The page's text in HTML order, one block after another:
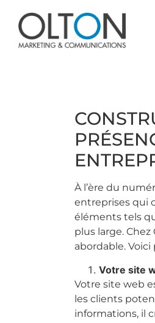
À l’ère du
entreprises qui
éléments tels
plus large.
abordable.
Votre site
Votre site web
les clients
informations, il